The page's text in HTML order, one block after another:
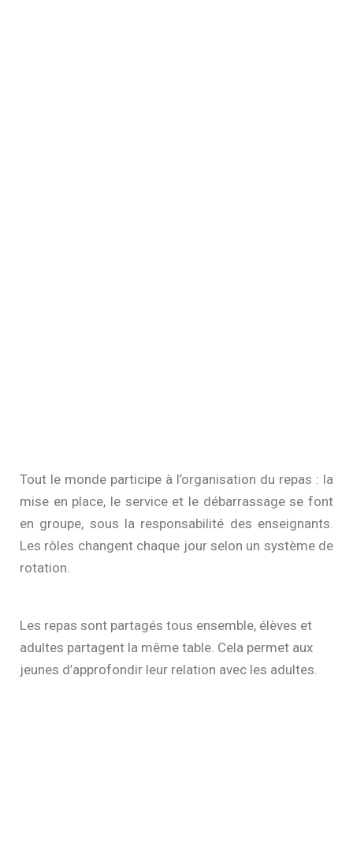
Tout le monde participe à l’organisation du repas : la
mise en place, le service et le débarrassage se font
en groupe, sous la responsabilité des enseignants.
Les rôles changent chaque jour selon un système de
rotation.
Les repas sont partagés tous ensemble, élèves et
adultes partagent la même table. Cela permet aux
jeunes d’approfondir leur relation avec les adultes.